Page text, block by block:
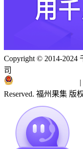
Copyright © 2014-2024
司
|
Reserved. 福州果集 版